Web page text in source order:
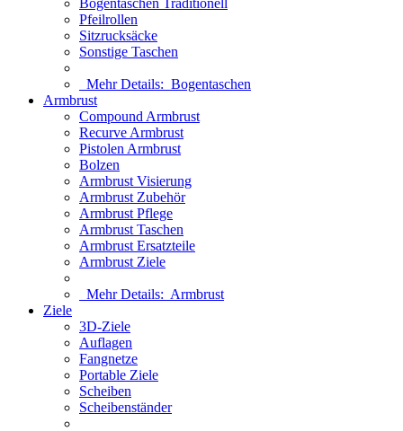
Bogentaschen Traditionell
Pfeilrollen
Sitzrucksäcke
Sonstige Taschen
Mehr Details: Bogentaschen
Armbrust
Compound Armbrust
Recurve Armbrust
Pistolen Armbrust
Bolzen
Armbrust Visierung
Armbrust Zubehör
Armbrust Pflege
Armbrust Taschen
Armbrust Ersatzteile
Armbrust Ziele
Mehr Details: Armbrust
Ziele
3D-Ziele
Auflagen
Fangnetze
Portable Ziele
Scheiben
Scheibenständer